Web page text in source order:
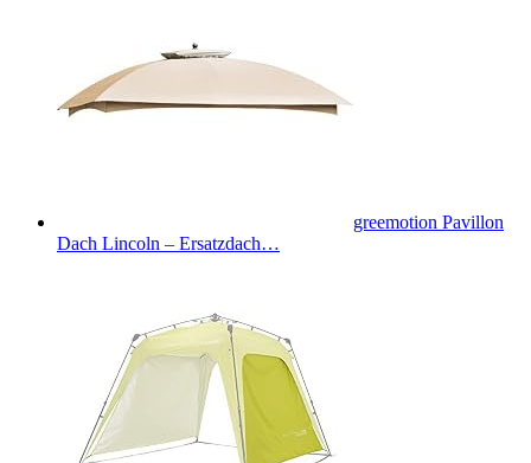
greemotion Pavillon
Dach Lincoln – Ersatzdach…